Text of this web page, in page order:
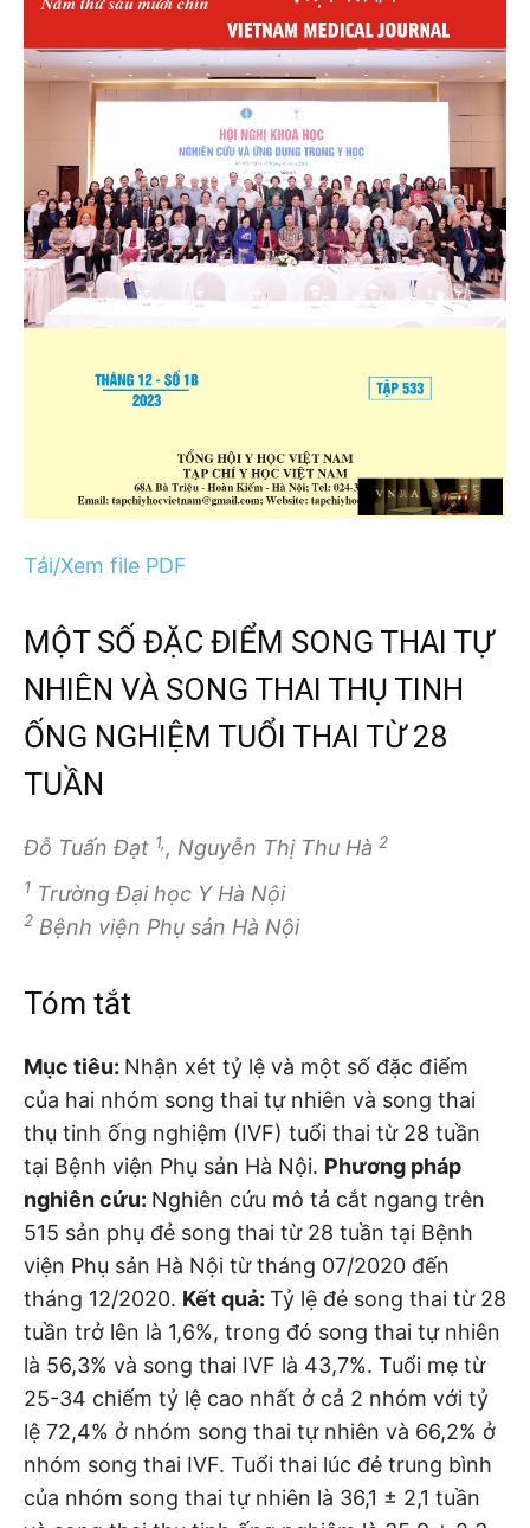
Tải/Xem file PDF
MỘT SỐ ĐẶC ĐIỂM SONG THAI TỰ
NHIÊN VÀ SONG THAI THỤ TINH
ỐNG NGHIỆM TUỔI THAI TỪ 28
TUẦN
Đỗ Tuấn Đạt 1,, Nguyễn Thị Thu Hà 2
1 Trường Đại học Y Hà Nội
2 Bệnh viện Phụ sản Hà Nội
Tóm tắt
Mục tiêu: Nhận xét tỷ lệ và một số đặc điểm
của hai nhóm song thai tự nhiên và song thai
thụ tinh ống nghiệm (IVF) tuổi thai từ 28 tuần
tại Bệnh viện Phụ sản Hà Nội. Phương pháp
nghiên cứu: Nghiên cứu mô tả cắt ngang trên
515 sản phụ đẻ song thai từ 28 tuần tại Bệnh
viện Phụ sản Hà Nội từ tháng 07/2020 đến
tháng 12/2020. Kết quả: Tỷ lệ đẻ song thai từ 28
tuần trở lên là 1,6%, trong đó song thai tự nhiên
là 56,3% và song thai IVF là 43,7%. Tuổi mẹ từ
25-34 chiếm tỷ lệ cao nhất ở cả 2 nhóm với tỷ
lệ 72,4% ở nhóm song thai tự nhiên và 66,2% ở
nhóm song thai IVF. Tuổi thai lúc đẻ trung bình
của nhóm song thai tự nhiên là 36,1 ± 2,1 tuần